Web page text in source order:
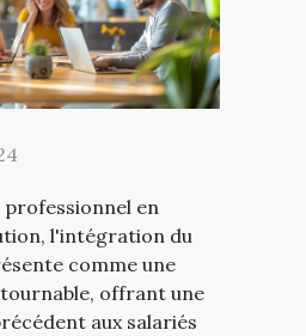
professionnel en
l'intégration du
comme une
offrant une
aux salariés